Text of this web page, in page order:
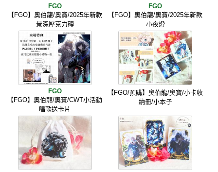
FGO
【FGO】奧伯龍/奧寶/2025年新款
景深壓克力磚
FGO
【FGO】奧伯龍/奧寶/2025年新款
小夜燈
FGO
【FGO】奧伯龍/奧寶/CWT小活動
唱歌送卡片
【FGO/預購】奧伯龍/奧寶/小卡收
納冊/小本子